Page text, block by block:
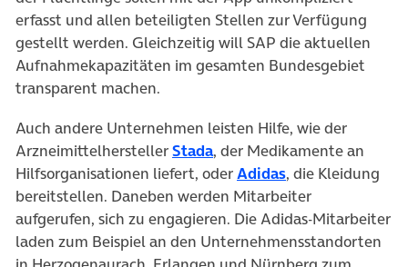
erfasst und allen beteiligten Stellen zur Verfügung
gestellt werden. Gleichzeitig will SAP die aktuellen
Aufnahmekapazitäten im gesamten Bundesgebiet
transparent machen.
Auch andere Unternehmen leisten Hilfe, wie der
ArzneimittelherstellerStada, der Medikamente an
Hilfsorganisationen liefert, oderAdidas, die Kleidung
bereitstellen. Daneben werden Mitarbeiter
aufgerufen, sich zu engagieren. Die Adidas-Mitarbeiter
laden zum Beispiel an den Unternehmensstandorten